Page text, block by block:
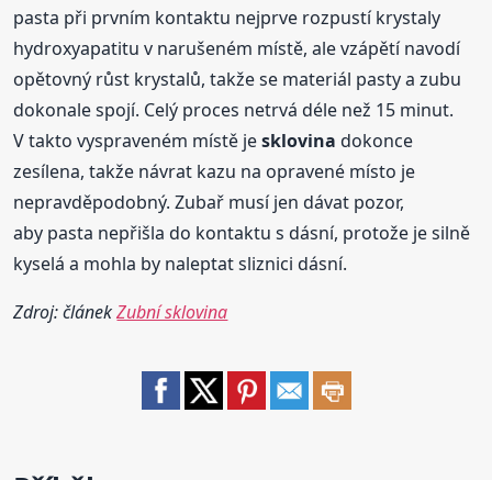
pasta při prvním kontaktu nejprve rozpustí krystaly
hydroxyapatitu v narušeném místě, ale vzápětí navodí
opětovný růst krystalů, takže se materiál pasty a zubu
dokonale spojí. Celý proces netrvá déle než 15 minut.
V takto vyspraveném místě jesklovina dokonce
zesílena, takže návrat kazu na opravené místo je
nepravděpodobný. Zubař musí jen dávat pozor,
aby pasta nepřišla do kontaktu s dásní, protože je silně
kyselá a mohla by naleptat sliznici dásní.
Zdroj: článekZubní sklovina